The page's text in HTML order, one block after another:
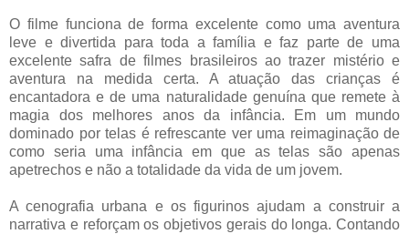
O filme funciona de forma excelente como uma aventura
leve e divertida para toda a família e faz parte de uma
excelente safra de filmes brasileiros ao trazer mistério e
aventura na medida certa. A atuação das crianças é
encantadora e de uma naturalidade genuína que remete à
magia dos melhores anos da infância. Em um mundo
dominado por telas é refrescante ver uma reimaginação de
como seria uma infância em que as telas são apenas
apetrechos e não a totalidade da vida de um jovem.
A cenografia urbana e os figurinos ajudam a construir a
narrativa e reforçam os objetivos gerais do longa. Contando